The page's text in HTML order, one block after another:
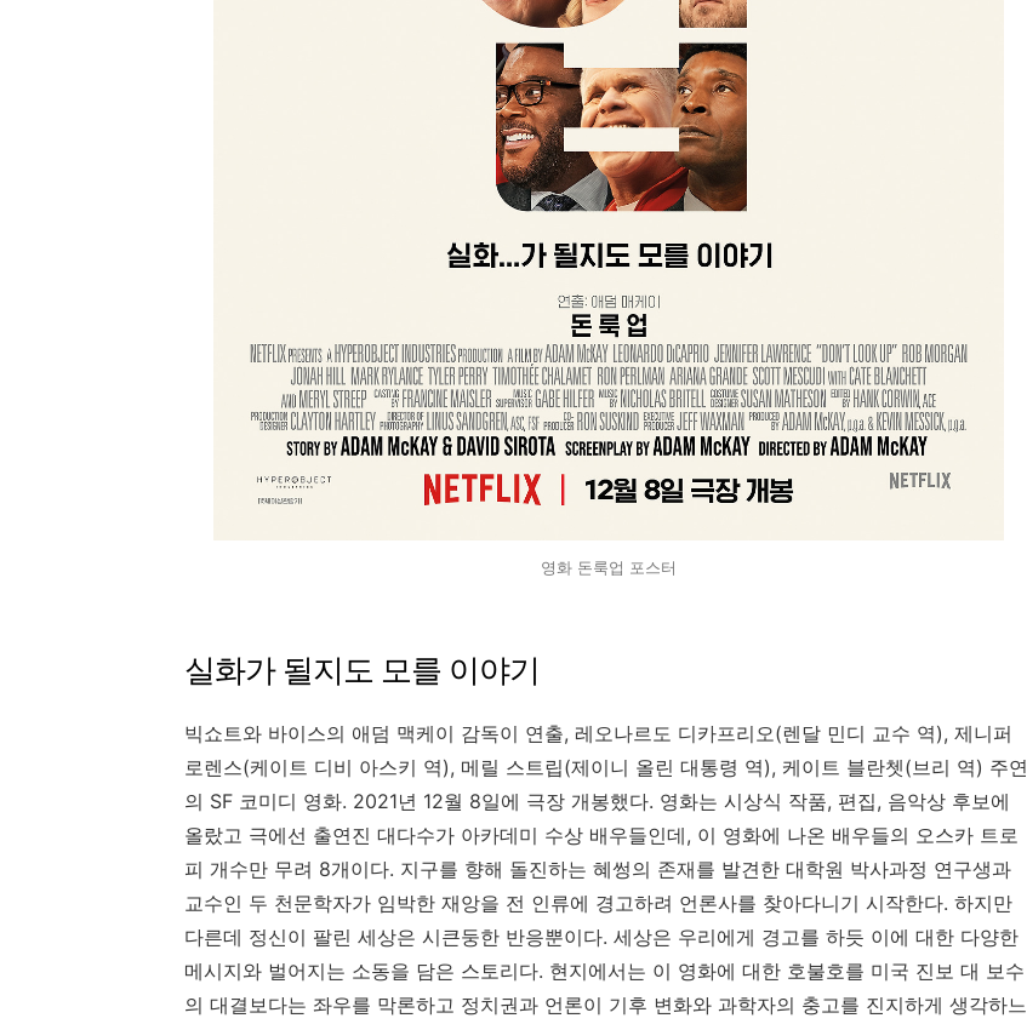
영화 돈룩업 포스터
실화가 될지도 모를 이야기
빅쇼트와 바이스의 애덤 맥케이 감독이 연출, 레오나르도 디카프리오(렌달 민디 교수 역), 제니퍼
로렌스(케이트 디비 아스키 역), 메릴 스트립(제이니 올린 대통령 역), 케이트 블란쳇(브리 역) 주연
의 SF 코미디 영화. 2021년 12월 8일에 극장 개봉했다. 영화는 시상식 작품, 편집, 음악상 후보에
올랐고 극에선 출연진 대다수가 아카데미 수상 배우들인데, 이 영화에 나온 배우들의 오스카 트로
피 개수만 무려 8개이다. 지구를 향해 돌진하는 혜썽의 존재를 발견한 대학원 박사과정 연구생과
교수인 두 천문학자가 임박한 재앙을 전 인류에 경고하려 언론사를 찾아다니기 시작한다. 하지만
다른데 정신이 팔린 세상은 시큰둥한 반응뿐이다. 세상은 우리에게 경고를 하듯 이에 대한 다양한
메시지와 벌어지는 소동을 담은 스토리다. 현지에서는 이 영화에 대한 호불호를 미국 진보 대 보수
의 대결보다는 좌우를 막론하고 정치권과 언론이 기후 변화와 과학자의 충고를 진지하게 생각하느